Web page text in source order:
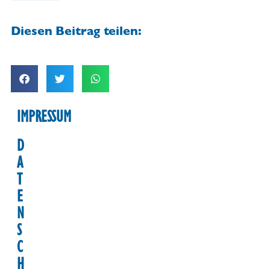
Diesen Beitrag teilen:
IMPRESSUM
D
A
T
E
N
S
C